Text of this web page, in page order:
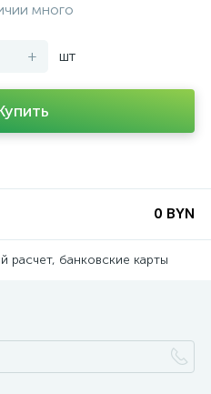
много
+ шт
0 BYN
расчет, банковские карты